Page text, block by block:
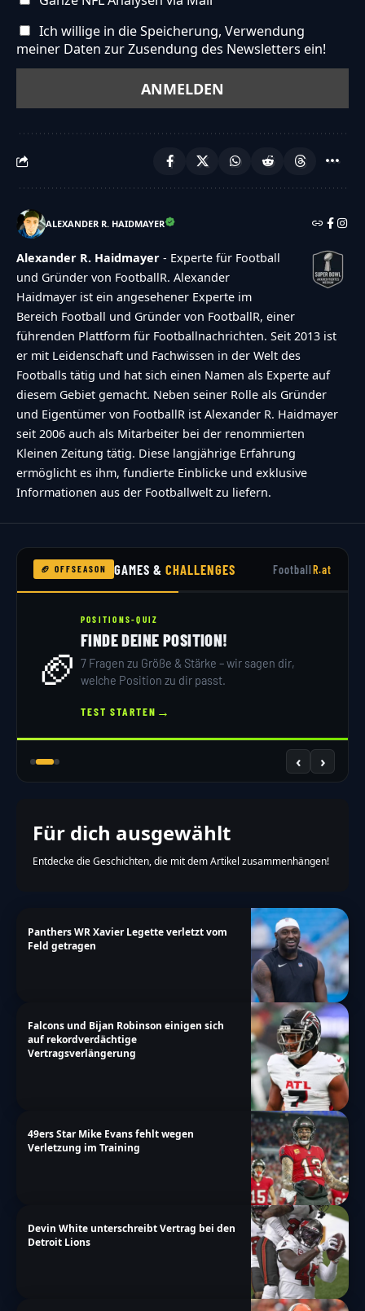
Ich willige in die Speicherung, Verwendung
meiner Daten zur Zusendung des Newsletters ein!
ALEXANDER R. HAIDMAYER
Alexander R. Haidmayer - Experte für Football
und Gründer von FootballR. Alexander
Haidmayer ist ein angesehener Experte im
Bereich Football und Gründer von FootballR, einer
führenden Plattform für Footballnachrichten. Seit 2013 ist
er mit Leidenschaft und Fachwissen in der Welt des
Footballs tätig und hat sich einen Namen als Experte auf
diesem Gebiet gemacht. Neben seiner Rolle als Gründer
und Eigentümer von FootballR ist Alexander R. Haidmayer
seit 2006 auch als Mitarbeiter bei der renommierten
Kleinen Zeitung tätig. Diese langjährige Erfahrung
ermöglicht es ihm, fundierte Einblicke und exklusive
Informationen aus der Footballwelt zu liefern.
🏈 OFFSEASON GAMES &CHALLENGES FootballR.at
🏈
POSITIONS-QUIZ
FINDE DEINE POSITION!
7 Fragen zu Größe & Stärke – wir sagen dir,
welche Position zu dir passt.
TEST STARTEN →
‹ ›
Für dich ausgewählt
Entdecke die Geschichten, die mit dem Artikel zusammenhängen!
Panthers WR Xavier Legette verletzt vom
Feld getragen
Falcons und Bijan Robinson einigen sich
auf rekordverdächtige
Vertragsverlängerung
49ers Star Mike Evans fehlt wegen
Verletzung im Training
Devin White unterschreibt Vertrag bei den
Detroit Lions